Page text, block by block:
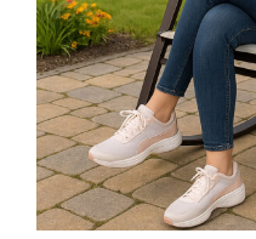
Cosuri de gunoi
Suporturi si accesorii de
Living & hol
Mobila living